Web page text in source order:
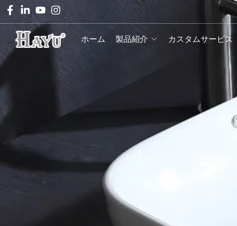
ホーム 製品紹介 カスタムサービス